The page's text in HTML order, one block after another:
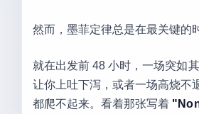
然而，墨菲定律总是在最关键的
就在出发前 48 小时，一场突如
让你上吐下泻，或者一场高烧不
都爬不起来。看着那张写着